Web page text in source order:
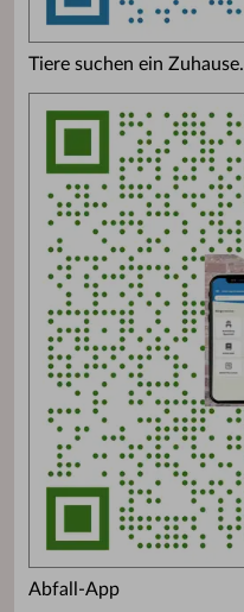
Tiere suchen ein Zuhause.
Abfall-App